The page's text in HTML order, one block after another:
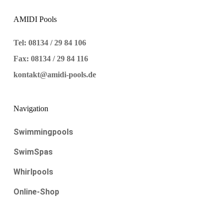
AMIDI Pools
Tel: 08134 / 29 84 106
Fax: 08134 / 29 84 116
kontakt@amidi-pools.de
Navigation
Swimmingpools
SwimSpas
Whirlpools
Online-Shop